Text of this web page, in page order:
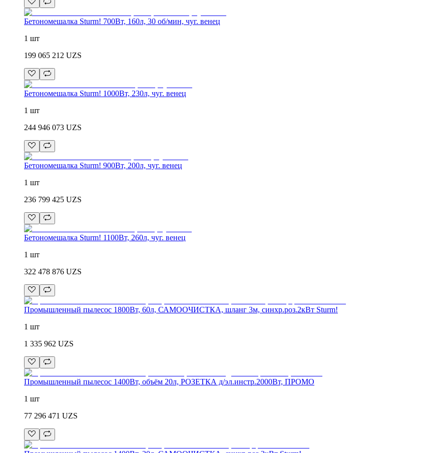
Бетономешалка Sturm! 700Вт, 160л, 30 об/мин, чуг. венец
1 шт
199 065 212 UZS
Бетономешалка Sturm! 1000Вт, 230л, чуг. венец
1 шт
244 946 073 UZS
Бетономешалка Sturm! 900Вт, 200л, чуг. венец
1 шт
236 799 425 UZS
Бетономешалка Sturm! 1100Вт, 260л, чуг. венец
1 шт
322 478 876 UZS
Промышленный пылесос 1800Вт, 60л, САМООЧИСТКА, шланг 3м, синхр.роз.2кВт Sturm!
1 шт
1 335 962 UZS
Промышленный пылесос 1400Вт, объём 20л, РОЗЕТКА д/эл.инстр.2000Вт, ПРОМО
1 шт
77 296 471 UZS